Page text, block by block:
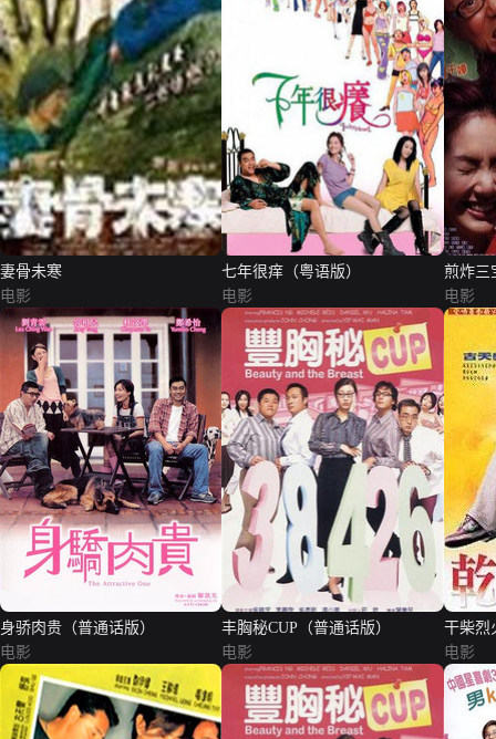
妻骨未寒
电影
七年很痒（粤语版）
电影
煎炸三
电影
身骄肉贵（普通话版）
电影
丰胸秘CUP（普通话版）
电影
干柴烈
电影